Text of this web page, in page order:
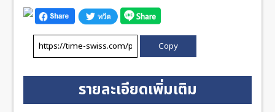
Copy
รายละเอียดเพิ่มเติม